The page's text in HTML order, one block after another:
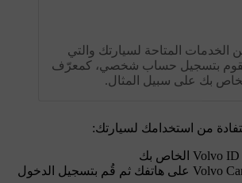
الخدمات المتاحة لسيارتك والتي
بتسجيل حساب شخصي، كمعرّف
من استخدامك لسيارتك:
قُم بتنزيل تطبيق Volvo Cars على هاتفك ثم قُم بتسجيل الدخول